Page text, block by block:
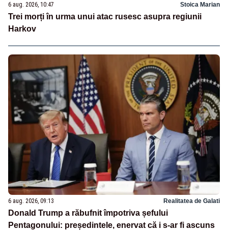
6 aug. 2026, 10:47 Stoica Marian
Trei morți în urma unui atac rusesc asupra regiunii
Harkov
6 aug. 2026, 09:13 Realitatea de Galati
Donald Trump a răbufnit împotriva șefului
Pentagonului: președintele, enervat că i s-ar fi ascuns